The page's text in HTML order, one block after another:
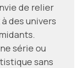
de relier
des univers
série ou
sans